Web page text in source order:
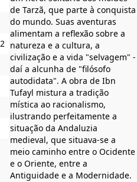
de Tarzã, que parte à conquista
do mundo. Suas aventuras
alimentam a reflexão sobre a
natureza e a cultura, a
civilização e a vida "selvagem" -
daí a alcunha de "filósofo
autodidata". A obra de Ibn
Tufayl mistura a tradição
mística ao racionalismo,
ilustrando perfeitamente a
situação da Andaluzia
medieval, que situava-se a
meio caminho entre o Ocidente
e o Oriente, entre a
Antiguidade e a Modernidade.